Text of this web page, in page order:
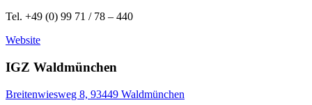
Tel. +49 (0) 99 71 / 78 – 440
Website
IGZ Waldmünchen
Breitenwiesweg 8, 93449 Waldmünchen